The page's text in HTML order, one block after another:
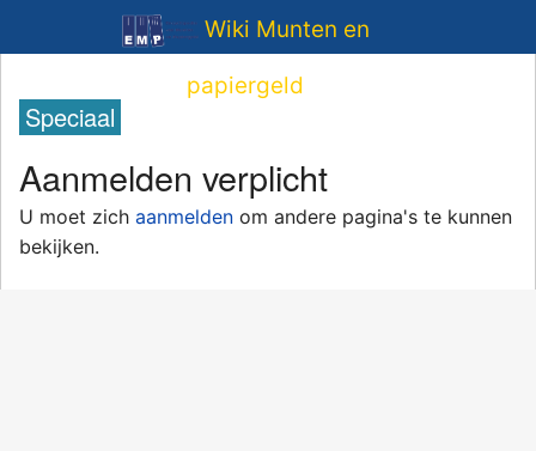
Wiki Munten en
papiergeld
Speciaal
Aanmelden verplicht
U moet zich aanmelden om andere pagina's te kunnen
bekijken.